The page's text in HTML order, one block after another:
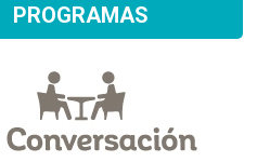
PROGRAMAS